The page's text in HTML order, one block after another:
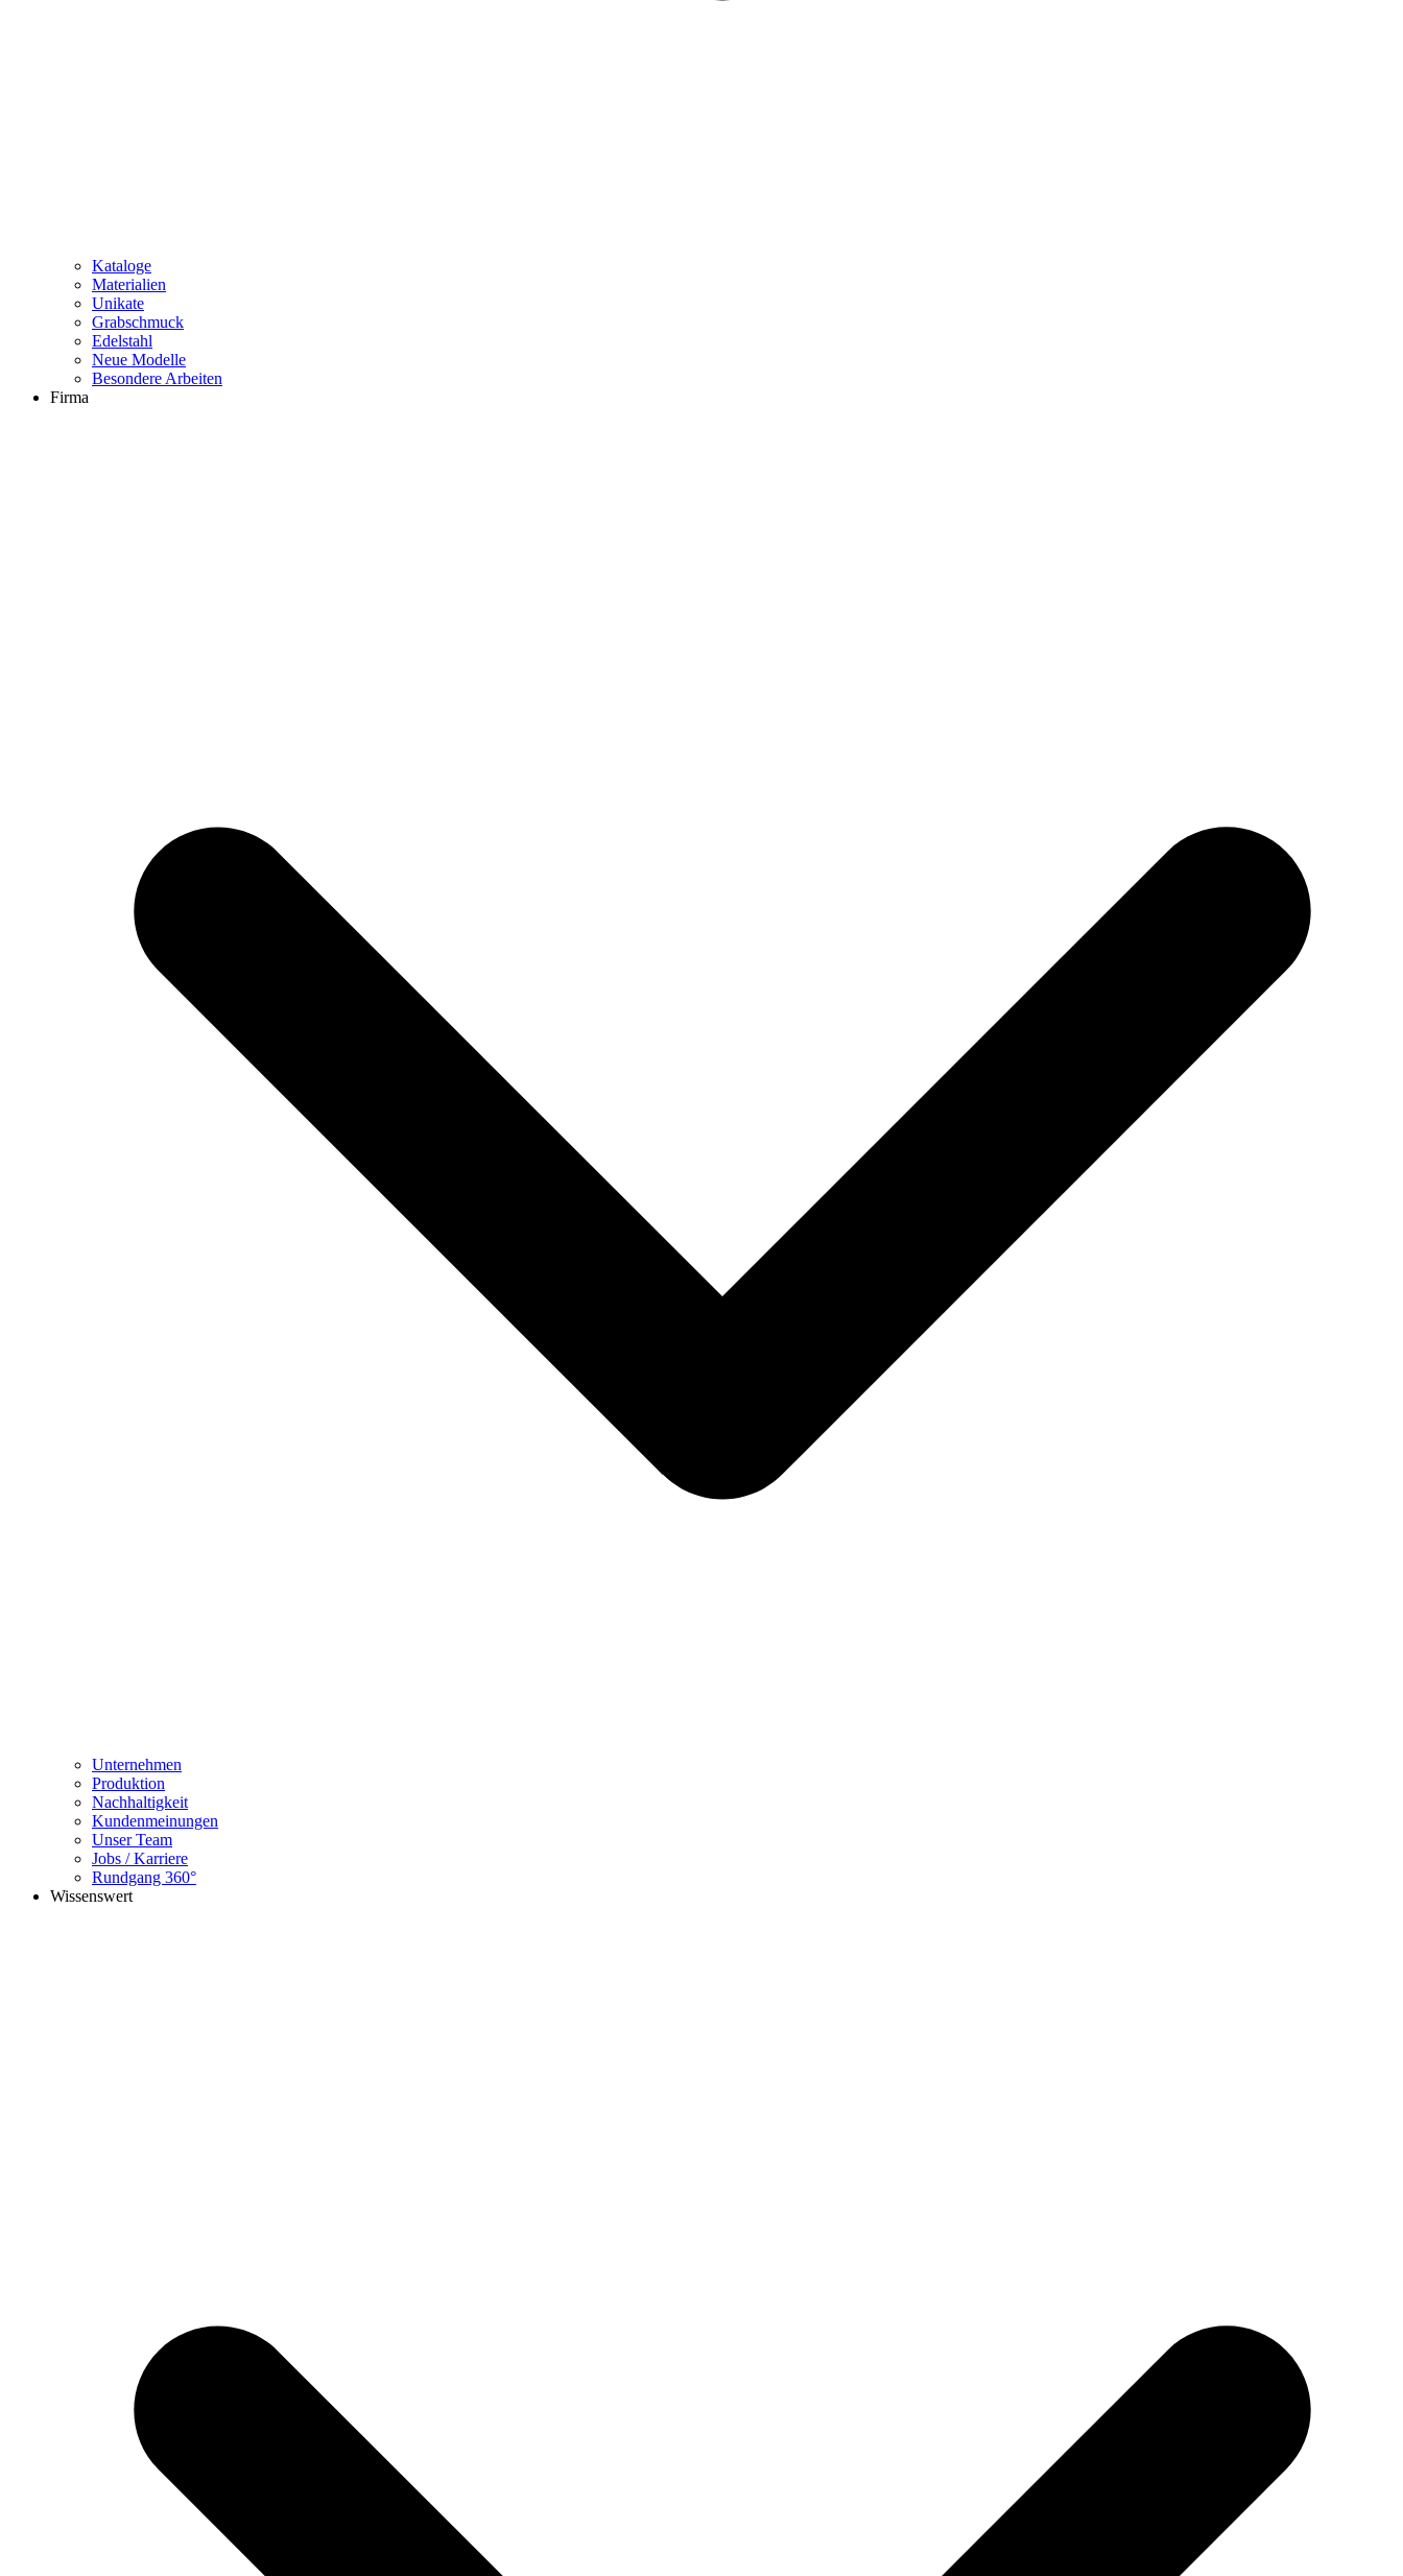
Kataloge
Materialien
Unikate
Grabschmuck
Edelstahl
Neue Modelle
Besondere Arbeiten
Firma
Unternehmen
Produktion
Nachhaltigkeit
Kundenmeinungen
Unser Team
Jobs / Karriere
Rundgang 360°
Wissenswert